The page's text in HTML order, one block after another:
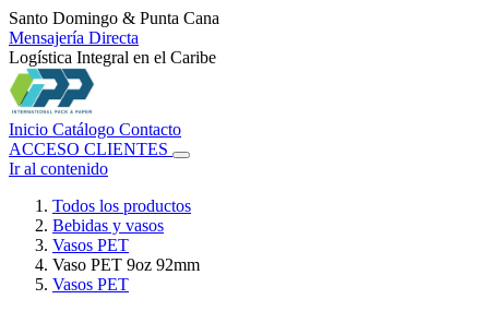
Santo Domingo & Punta Cana
Mensajería Directa
Logística Integral en el Caribe
Inicio Catálogo Contacto
ACCESO CLIENTES
Ir al contenido
Todos los productos
Bebidas y vasos
Vasos PET
Vaso PET 9oz 92mm
Vasos PET